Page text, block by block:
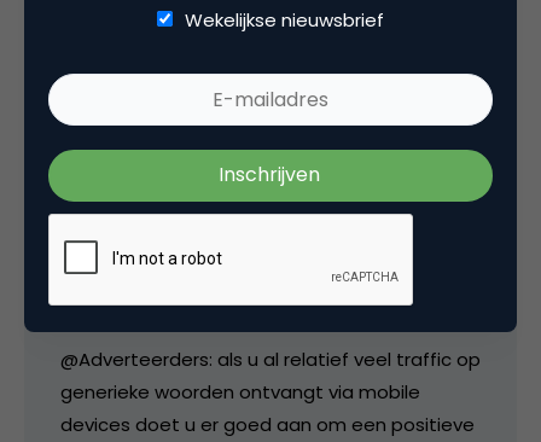
4 Reacties
Goede samenvatting Yorick!
@Adverteerders: als u al relatief veel traffic op
generieke woorden ontvangt via mobile
devices doet u er goed aan om een positieve
Wekelijkse nieuwsbrief